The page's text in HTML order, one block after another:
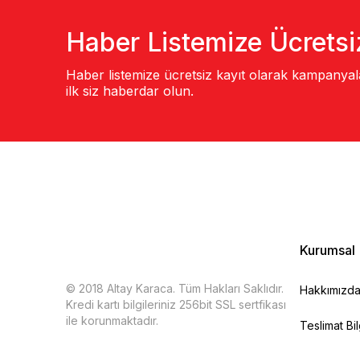
Haber Listemize
Haber listemize ücretsiz kayıt olarak
ilk siz haberdar olun.
© 2018 Altay Karaca. Tüm Hakları Saklıdır.
Kredi kartı bilgileriniz 256bit SSL sertfikası
ile korunmaktadır.
Kurumsal
Hakkımızda
Teslimat